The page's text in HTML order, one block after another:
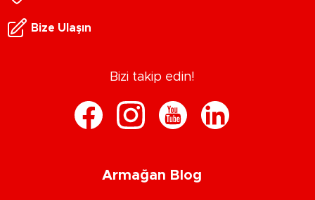
Bize Ulaşın
Bizi takip edin!
Armağan Blog